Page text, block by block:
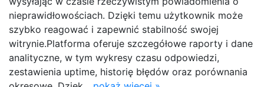
nieprawidłowościach. Dzięki temu użytkownik może
szybko reagować i zapewnić stabilność swojej
witrynie.Platforma oferuje szczegółowe raporty i dane
analityczne, w tym wykresy czasu odpowiedzi,
zestawienia uptime, historię błędów oraz porównania